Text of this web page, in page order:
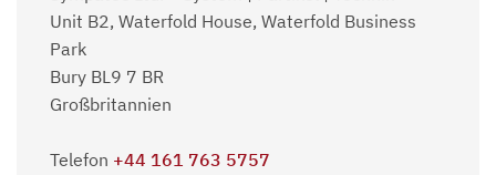
Unit B2, Waterfold House, Waterfold Business
Park
Bury BL9 7 BR
Großbritannien
Telefon +44 161 763 5757